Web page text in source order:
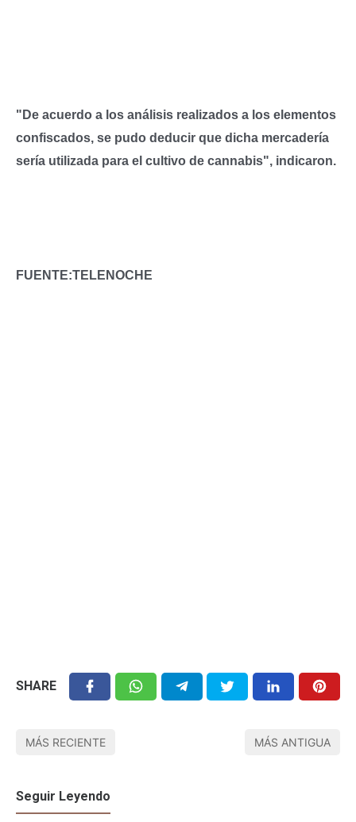
"De acuerdo a los análisis realizados a los elementos
confiscados, se pudo deducir que dicha mercadería
sería utilizada para el cultivo de cannabis", indicaron.
FUENTE:TELENOCHE
SHARE
MÁS RECIENTE MÁS ANTIGUA
Seguir Leyendo